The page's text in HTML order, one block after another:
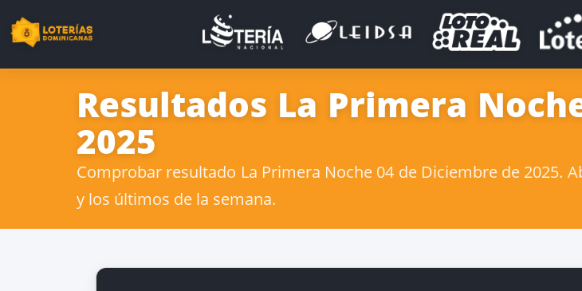
Resultados La Primera
2025
Comprobar resultado La Primera Noche 04 de Diciembre de 2025.
y los últimos de la semana.